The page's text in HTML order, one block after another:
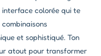
interface colorée qui te
et sophistiqué. Ton
atout pour transformer